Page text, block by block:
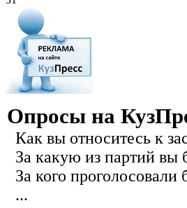
Опросы на
Как вы относитесь к
За какую из партий вы
За кого
...